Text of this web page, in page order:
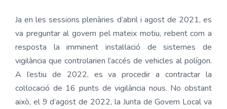
Ja en les sessions plenàries d’abril i agost de 2021, es
va preguntar al govern pel mateix motiu, rebent com a
resposta la imminent instal·lació de sistemes de
vigilància que controlarien l’accés de vehicles al polígon.
A l’estiu de 2022, es va procedir a contractar la
col·locació de 16 punts de vigilància nous. No obstant
això, el 9 d’agost de 2022, la Junta de Govern Local va